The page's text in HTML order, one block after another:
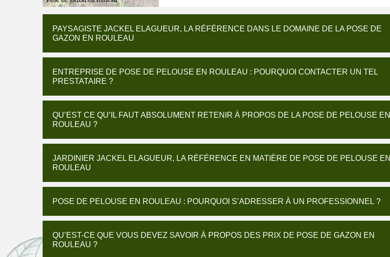
PAYSAGISTE JACKEL ELAGUEUR, LA RÉFÉRENCE DANS LE DOMAINE DE LA POSE DE
GAZON EN ROULEAU
ENTREPRISE DE POSE DE PELOUSE EN ROULEAU : POURQUOI CONTACTER UN TEL
PRESTATAIRE ?
QU’EST CE QU’IL FAUT ABSOLUMENT RETENIR À PROPOS DE LA POSE DE PELOUSE EN
ROULEAU ?
JARDINIER JACKEL ELAGUEUR, LA RÉFÉRENCE EN MATIÈRE DE POSE DE PELOUSE EN
ROULEAU
POSE DE PELOUSE EN ROULEAU : POURQUOI S’ADRESSER À UN PROFESSIONNEL ?
QU’EST-CE QUE VOUS DEVEZ SAVOIR À PROPOS DES PRIX DE POSE DE GAZON EN
ROULEAU ?